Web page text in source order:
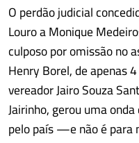
O perdão judicial
Louro a Monique
culposo por omissão no
Henry Borel, de apenas
vereador Jairo Souza
Jairinho, gerou uma
pelo país —e não é para